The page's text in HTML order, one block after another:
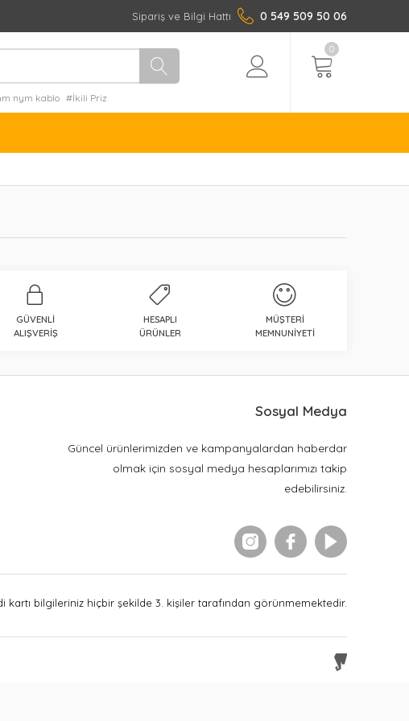
0 549 509 50 06
Sipariş ve Bilgi Hattı
nym kablo #İkili Priz
0
GÜVENLI
ALIŞVERIŞ
HESAPLI
ÜRÜNLER
MÜŞTERI
MEMNUNIYETI
Sosyal Medya
Güncel ürünlerimizden ve kampanyalardan haberdar
olmak için sosyal medya hesaplarımızı takip
edebilirsiniz.
bilgileriniz hiçbir şekilde 3. kişiler tarafından görünmemektedir.